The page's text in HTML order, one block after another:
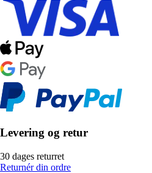
Levering og retur
30 dages returret
Returnér din ordre